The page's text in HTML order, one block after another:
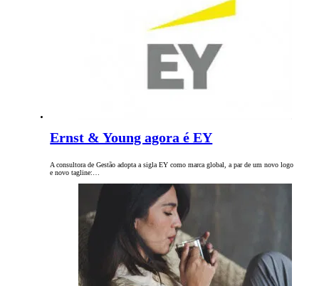
Ernst & Young agora é EY
A consultora de Gestão adopta a sigla EY como marca global, a par de um novo logo
e novo tagline:…